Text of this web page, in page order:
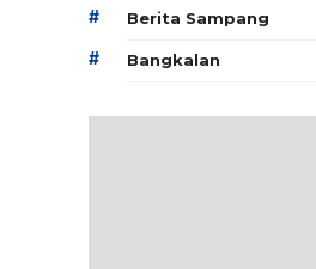
# Berita Sampang
# Bangkalan